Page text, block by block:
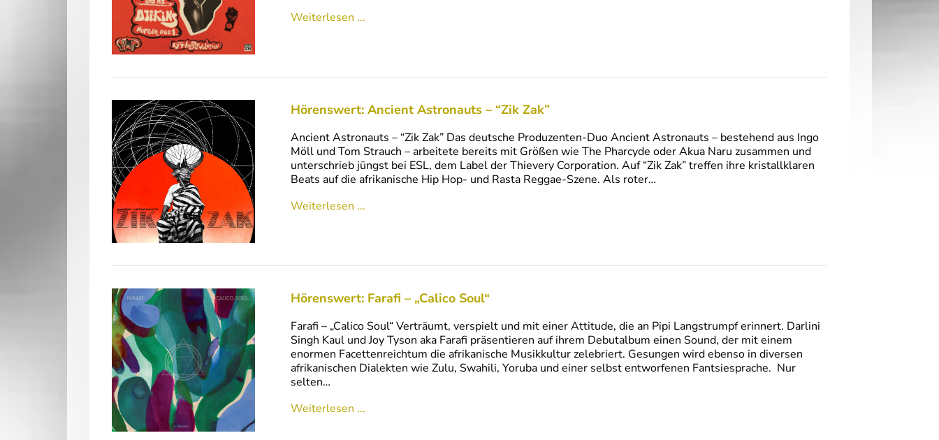
Weiterlesen ...
Hörenswert: Ancient Astronauts – “Zik Zak”
Ancient Astronauts – “Zik Zak” Das deutsche Produzenten-Duo Ancient Astronauts – bestehend aus Ingo
Möll und Tom Strauch – arbeitete bereits mit Größen wie The Pharcyde oder Akua Naru zusammen und
unterschrieb jüngst bei ESL, dem Label der Thievery Corporation. Auf “Zik Zak” treffen ihre kristallklaren
Beats auf die afrikanische Hip Hop- und Rasta Reggae-Szene. Als roter…
Weiterlesen ...
Hörenswert: Farafi – „Calico Soul“
Farafi – „Calico Soul“ Verträumt, verspielt und mit einer Attitude, die an Pipi Langstrumpf erinnert. Darlini
Singh Kaul und Joy Tyson aka Farafi präsentieren auf ihrem Debutalbum einen Sound, der mit einem
enormen Facettenreichtum die afrikanische Musikkultur zelebriert. Gesungen wird ebenso in diversen
afrikanischen Dialekten wie Zulu, Swahili, Yoruba und einer selbst entworfenen Fantsiesprache. Nur
selten…
Weiterlesen ...